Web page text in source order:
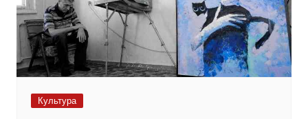
Культура